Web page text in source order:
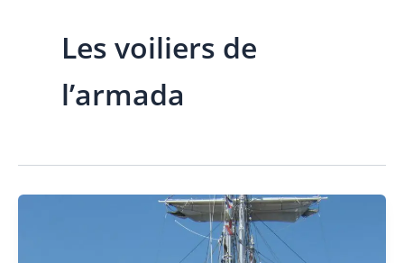
Les voiliers de
l’armada